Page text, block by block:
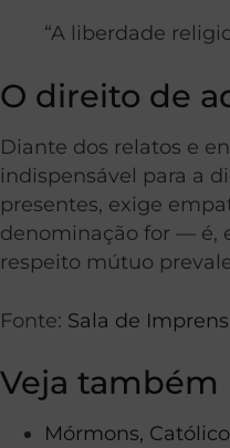
“A liberdade
O direito de
Diante dos relatos e
indispensável para a
presentes, exige
denominação for — é,
respeito mútuo
Fonte: Sala de
Veja também
Mórmons,